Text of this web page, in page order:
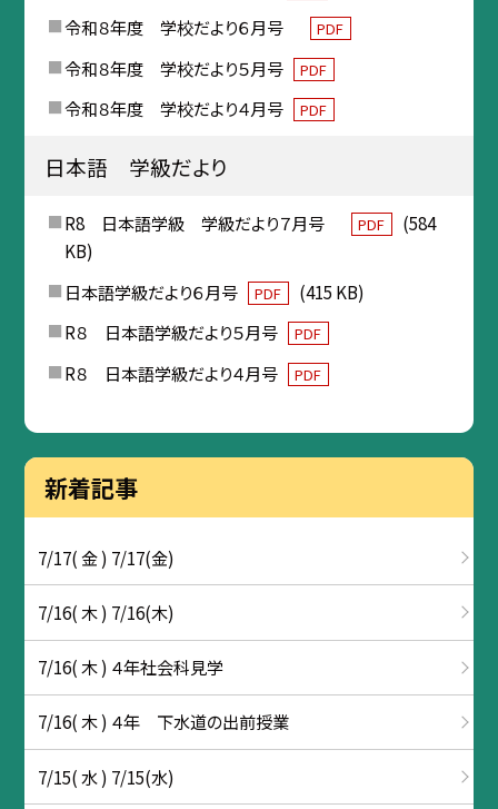
令和８年度 学校だより６月号
PDF
令和８年度 学校だより５月号 PDF
令和８年度 学校だより４月号 PDF
日本語 学級だより
R8 日本語学級 学級だより７月号 PDF
(584
KB)
日本語学級だより６月号
PDF
(415 KB)
R８ 日本語学級だより５月号
PDF
R８ 日本語学級だより４月号 PDF
新着記事
7/17( 金 ) 7/17(金)
7/16( 木 ) 7/16(木)
7/16( 木 ) ４年社会科見学
7/16( 木 ) ４年 下水道の出前授業
7/15( 水 ) 7/15(水)